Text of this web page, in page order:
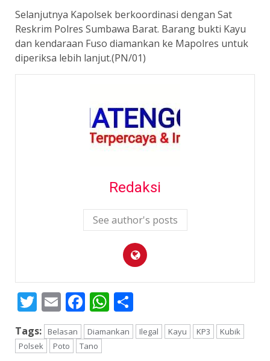
Selanjutnya Kapolsek berkoordinasi dengan Sat
Reskrim Polres Sumbawa Barat. Barang bukti Kayu
dan kendaraan Fuso diamankan ke Mapolres untuk
diperiksa lebih lanjut.(PN/01)
Redaksi
See author's posts
Twitter
EmailFacebook
WhatsApp
Tags: Belasan Diamankan Ilegal Kayu KP3
Kubik
Polsek
Poto Tano